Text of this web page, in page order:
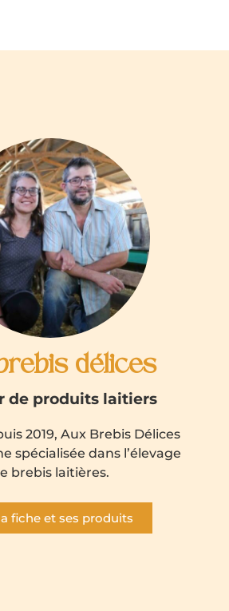
délices
de produits laitiers
2019, Aux Brebis Délices
spécialisée dans l’élevage
brebis laitières.
fiche et ses produits